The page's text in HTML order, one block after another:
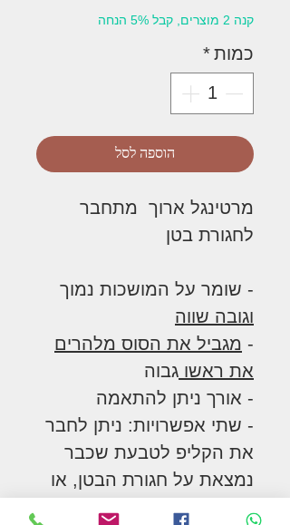
קנה 2 מוצרים, קבל 5% הנחה
כמות*
הוספה לסל
מרטינגל ארוך מתחבר
לחגורת בטן
- שומר על המושכות נמוך
וגובה שווה
- מגביל את הסוס מלהרים
את ראשו גבוה
- אורך ניתן להתאמה
- שתי אפשרויות: ניתן לחבר
את הקליפ לטבעת שכבר
נמצאת על חגורת הבטן, או